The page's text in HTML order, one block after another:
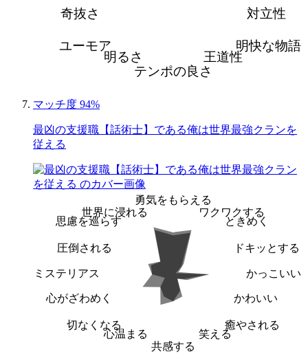
対立性
明快な物語
王道性
テンポの良さ
明るさ
ユーモア
奇抜さ
マッチ度 94%
最凶の支援職【話術士】である俺は世界最強クランを
従える
勇気をもらえる
ワクワクする
ときめく
ドキッとする
かっこいい
かわいい
癒やされる
笑える
共感する
心温まる
切なくなる
心がざわめく
ミステリアス
圧倒される
思慮を巡らす
世界に浸れる